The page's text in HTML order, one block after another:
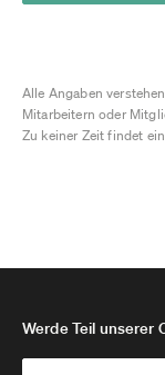
Alle Angaben
Mitarbeitern oder
Zu keiner Zeit findet
Werde Teil unserer